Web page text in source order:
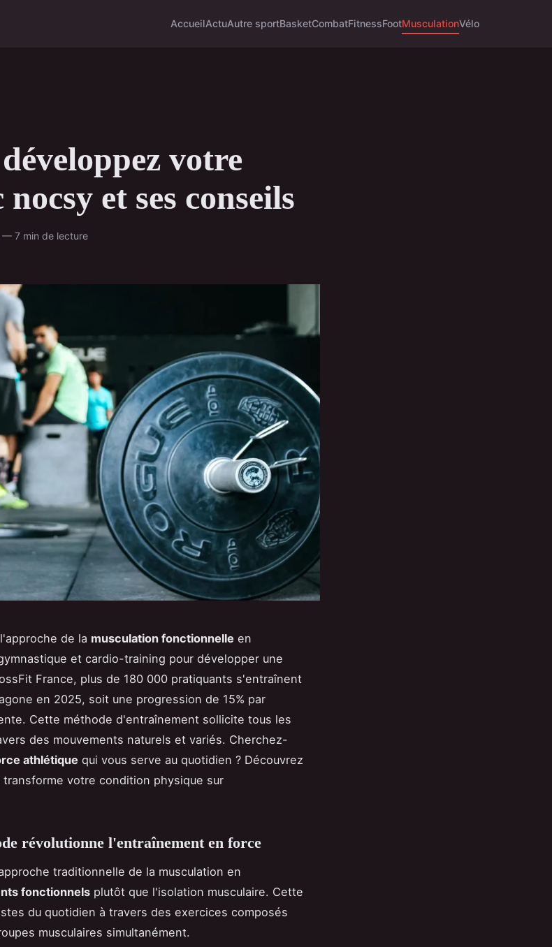
AccueilActuAutre sportBasketCombatFitnessFootMusculationVélo
votre
et ses conseils
7 min de lecture
de la musculation fonctionnelle en
et cardio-training pour développer une
France, plus de 180 000 pratiquants s'entraînent
en 2025, soit une progression de 15% par
Cette méthode d'entraînement sollicite tous les
des mouvements naturels et variés. Cherchez-
athlétique qui vous serve au quotidien ? Découvrez
votre condition physique sur
révolutionne l'entraînement en force
traditionnelle de la musculation en
fonctionnels plutôt que l'isolation musculaire. Cette
du quotidien à travers des exercices composés
musculaires simultanément.